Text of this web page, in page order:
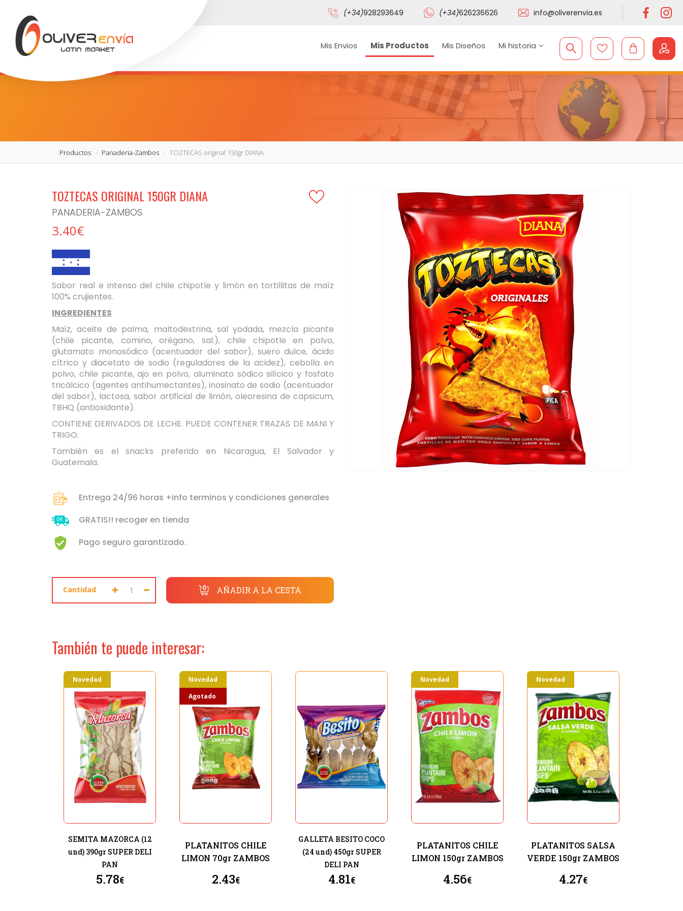
(+34)928293649 (+34)626236626 info@oliverenvia.es
Mis Envios Mis Productos Mis Diseños Mi historia
Productos Panaderia-Zambos TOZTECAS original 150gr DIANA
TOZTECAS ORIGINAL 150GR DIANA
PANADERIA-ZAMBOS
3.40€
Sabor real e intenso del chile chipotle y limón en tortillitas de maíz
100% crujientes.
INGREDIENTES
Maíz, aceite de palma, maltodextrina, sal yodada, mezcla picante
(chile picante, comino, orégano, sal.), chile chipotle en polvo,
glutamato monosódico (acentuador del sabor), suero dulce, ácido
cítrico y diacetato de sodio (reguladores de la acidez), cebolla en
polvo, chile picante, ajo en polvo, aluminato sódico silícico y fosfato
tricálcico (agentes antihumectantes), inosinato de sodio (acentuador
del sabor), lactosa, sabor artificial de limón, oleoresina de capsicum,
TBHQ (antioxidante).
CONTIENE DERIVADOS DE LECHE. PUEDE CONTENER TRAZAS DE MANI Y
TRIGO.
También es el snacks preferido en Nicaragua, El Salvador y
Guatemala.
Entrega 24/96 horas +info terminos y condiciones generales
GRATIS!! recoger en tienda
Pago seguro garantizado.
Cantidad AÑADIR A LA CESTA
También te puede interesar:
Novedad
SEMITA MAZORCA (12
und) 390gr SUPER DELI
PAN
5.78€
Novedad
Agotado
PLATANITOS CHILE
LIMON 70gr ZAMBOS
2.43€
GALLETA BESITO COCO
(24 und) 450gr SUPER
DELI PAN
4.81€
Novedad
PLATANITOS CHILE
LIMON 150gr ZAMBOS
4.56€
Novedad
PLATANITOS SALSA
VERDE 150gr ZAMBOS
4.27€
ACCESO PROFESIONALES
MIS PRODUCTOS